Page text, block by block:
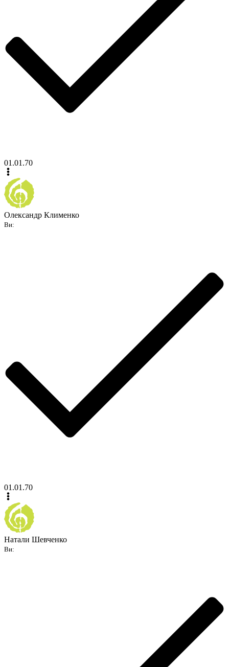
01.01.70
Олександр Клименко
Ви:
01.01.70
Натали Шевченко
Ви: